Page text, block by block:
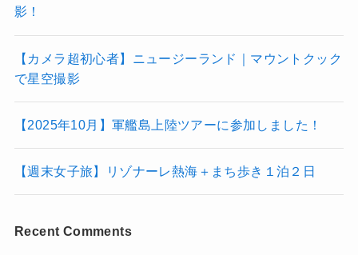
影！
【カメラ超初心者】ニュージーランド｜マウントクック
で星空撮影
【2025年10月】軍艦島上陸ツアーに参加しました！
【週末女子旅】リゾナーレ熱海＋まち歩き１泊２日
Recent Comments